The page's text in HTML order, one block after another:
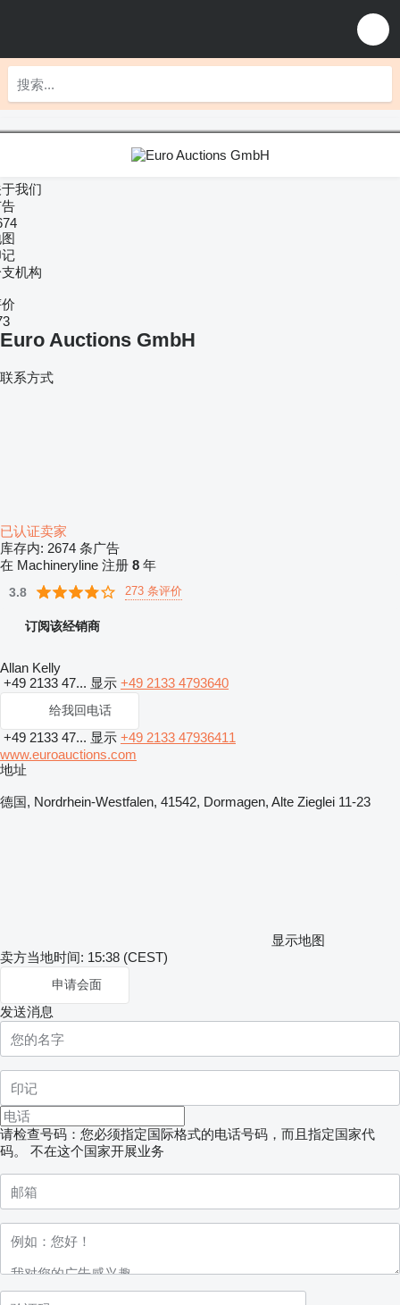
我们
机构
Euro Auctions GmbH
联系方式
已认证卖家
库存内: 2674 条广告
在 Machineryline 注册 8 年
3.8 273 条评价
订阅该经销商
Allan Kelly
+49 2133 47... 显示 +49 2133 4793640
给我回电话
+49 2133 47... 显示 +49 2133 47936411
www.euroauctions.com
地址
德国, Nordrhein-Westfalen, 41542, Dormagen, Alte Zieglei 11-23
显示地图
卖方当地时间: 15:38 (CEST)
申请会面
发送消息
请检查号码：您必须指定国际格式的电话号码，而且指定国家代
码。
不在这个国家开展业务